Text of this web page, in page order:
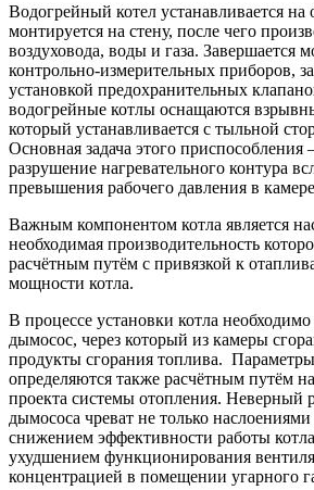
Водогрейный котел устанавливается
монтируется на стену, после чего
воздуховода, воды и газа. Завершается
контрольно-измерительных приборов,
установкой предохранительных
водогрейные котлы оснащаются
который устанавливается с тыльной
Основная задача этого приспособления
разрушение нагревательного контура
превышения рабочего давления в
Важным компонентом котла является
необходимая производительность
расчётным путём с привязкой к
мощности котла.
В процессе установки котла
дымосос, через который из камеры
продукты сгорания топлива.
определяются также расчётным путём
проекта системы отопления. Неверный
дымососа чреват не только
снижением эффективности работы
ухудшением функционирования
концентрацией в помещении угарного